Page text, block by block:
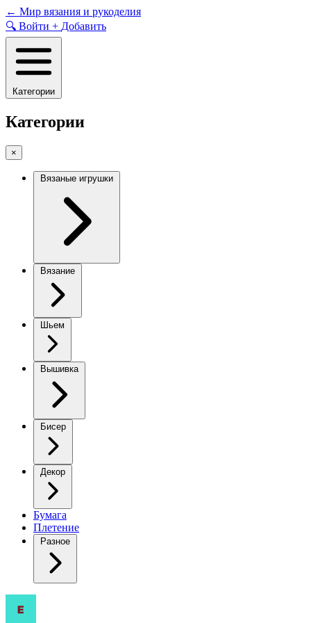
Skip
to
content
← Мир вязания и рукоделия
🔍 Войти + Добавить
Категории
Категории
×
Вязаные игрушки
Вязание
Шьем
Вышивка
Бисер
Декор
Бумага
Плетение
Разное
Котики